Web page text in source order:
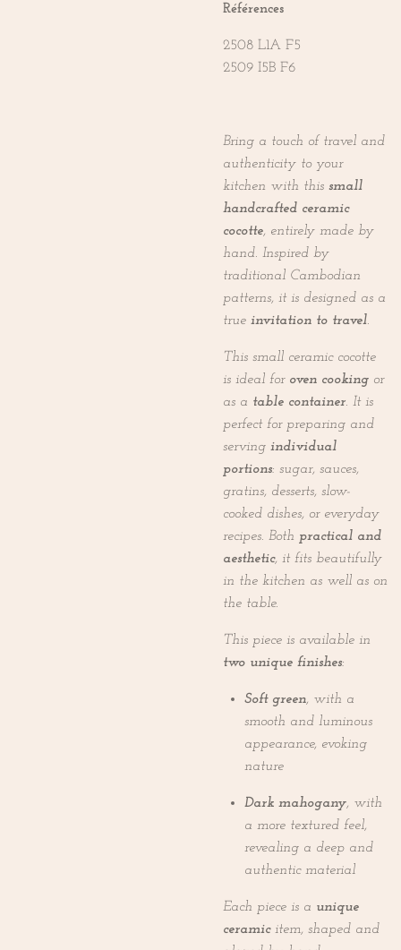
Références
2508 L1A F5
2509 I5B F6
Bring a touch of travel and
authenticity to your
kitchen with this small
handcrafted ceramic
cocotte, entirely made by
hand. Inspired by
traditional Cambodian
patterns, it is designed as a
true invitation to travel.
This small ceramic cocotte
is ideal for oven cooking or
as a table container. It is
perfect for preparing and
serving individual
portions: sugar, sauces,
gratins, desserts, slow-
cooked dishes, or everyday
recipes. Both practical and
aesthetic, it fits beautifully
in the kitchen as well as on
the table.
This piece is available in
two unique finishes:
Soft green, with a
smooth and luminous
appearance, evoking
nature
Dark mahogany, with
a more textured feel,
revealing a deep and
authentic material
Each piece is a unique
ceramicitem, shaped and